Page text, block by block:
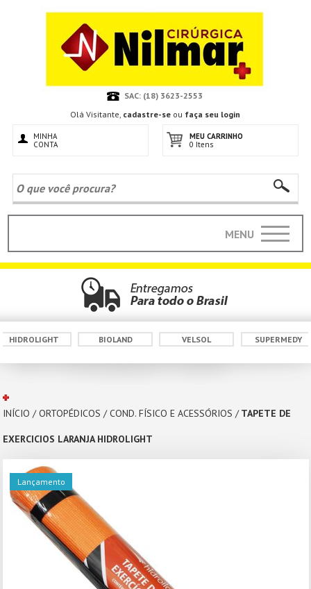
SAC: (18) 3623-2553
Olá Visitante, cadastre-se ou faça seu login
MINHA
CONTA
MEU CARRINHO
0 Itens
MENU
SUPERMEDY
INÍCIO /ORTOPÉDICOS /COND. FÍSICO E ACESSÓRIOS /TAPETE DE
EXERCICIOS LARANJA HIDROLIGHT
Lançamento